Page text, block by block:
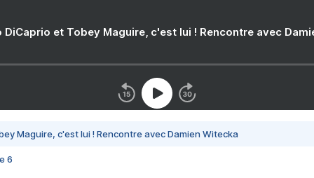
DiCaprio et Tobey Maguire, c'est lui ! Rencontre avec
Maguire, c'est lui ! Rencontre avec Damien Witecka
6